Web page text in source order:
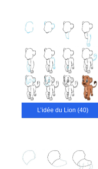
L’idée du Lion (40)